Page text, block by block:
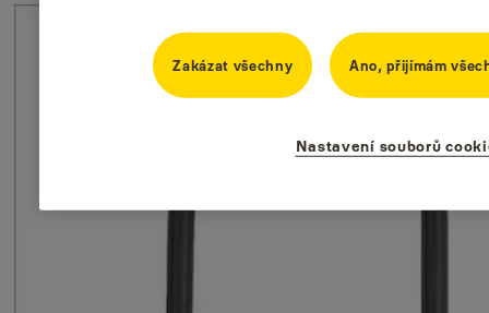
Zakázat všechny Ano, přijímám
Nastavení souborů